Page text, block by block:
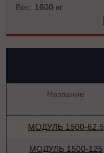
Вес: 1600 кг
Название
МОДУЛЬ 1500-62.5
МОДУЛЬ 1500-125